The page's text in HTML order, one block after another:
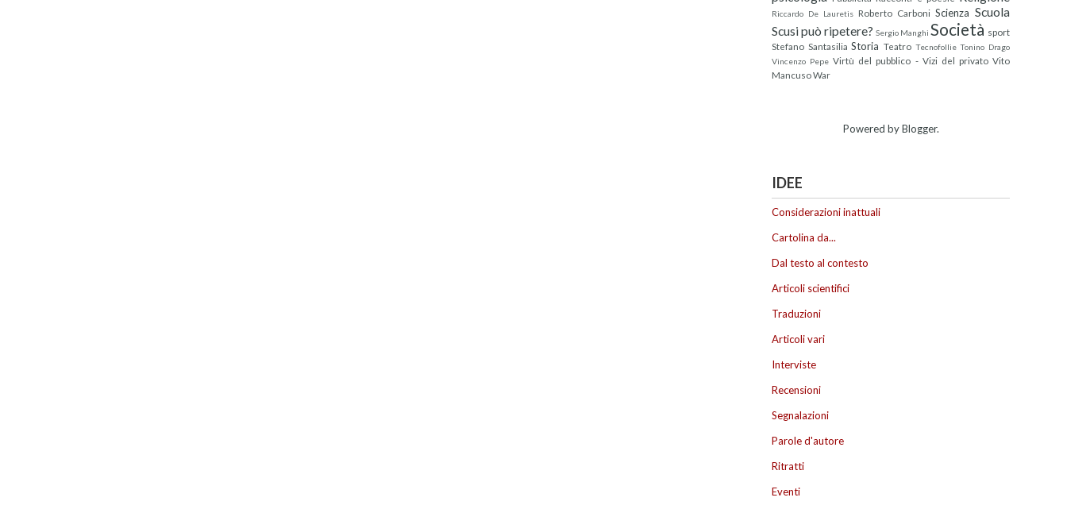
Riccardo De Lauretis Roberto Carboni Scienza Scuola
Scusi può ripetere? Sergio Manghi Società sport
Stefano Santasilia Storia Teatro Tecnofollie Tonino Drago
Vincenzo Pepe Virtù del pubblico - Vizi del privato Vito
MancusoWar
Powered byBlogger.
IDEE
Considerazioni inattuali
Cartolina da...
Dal testo al contesto
Articoli scientifici
Traduzioni
Articoli vari
Interviste
Recensioni
Segnalazioni
Parole d'autore
Ritratti
Eventi